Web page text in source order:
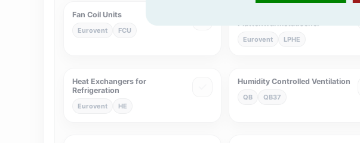
Fan Coil Units
Eurovent FCU
Plattenwärmetauscher
Eurovent LPHE
Heat Exchangers for
Refrigeration
Eurovent HE
Humidity Controlled Ventilation
QB QB37